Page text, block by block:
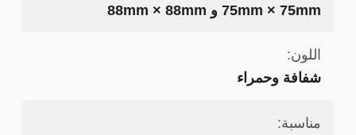
75mm × 75mm و 88mm × 88mm
اللون:
شفافة وحمراء
مناسبة: